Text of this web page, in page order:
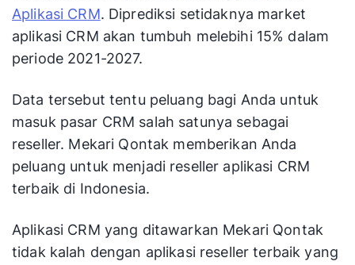
Aplikasi CRM. Diprediksi setidaknya market
aplikasi CRM akan tumbuh melebihi 15% dalam
periode 2021-2027.
Data tersebut tentu peluang bagi Anda untuk
masuk pasar CRM salah satunya sebagai
reseller. Mekari Qontak memberikan Anda
peluang untuk menjadi reseller aplikasi CRM
terbaik di Indonesia.
Aplikasi CRM yang ditawarkan Mekari Qontak
tidak kalah dengan aplikasi reseller terbaik yang